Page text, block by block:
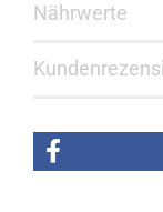
Nährwerte